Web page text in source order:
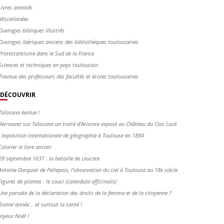
annotés
bibliques illustrés
ibériques anciens des bibliothèques toulousaines
dans le Sud de la France
et techniques en pays toulousain
des professeurs des facultés et écoles toulousaines
DÉCOUVRIR
évolue !
sur Tolosana un traité d'Aristote exposé au Château du Clos Lucé
internationale de géographie à Toulouse en 1884
le livre ancien
septembre 1637 : la bataille de Leucate
Darquier de Pellepoix, l’observation du ciel à Toulouse au 18e siècle
de plantes : le souci (calendula officinalis)
parodie de la déclaration des droits de la femme et de la citoyenne ?
année... et surtout la santé !
Noël !